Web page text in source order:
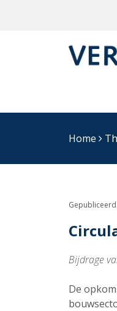
Home
Bijdrage
De